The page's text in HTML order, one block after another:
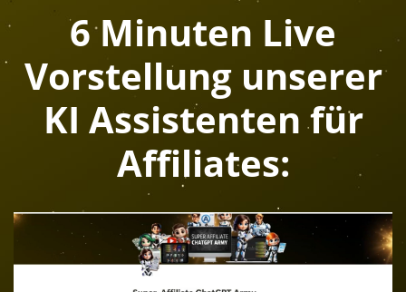
6 Minuten Live
Vorstellung unserer
KI Assistenten für
Affiliates: